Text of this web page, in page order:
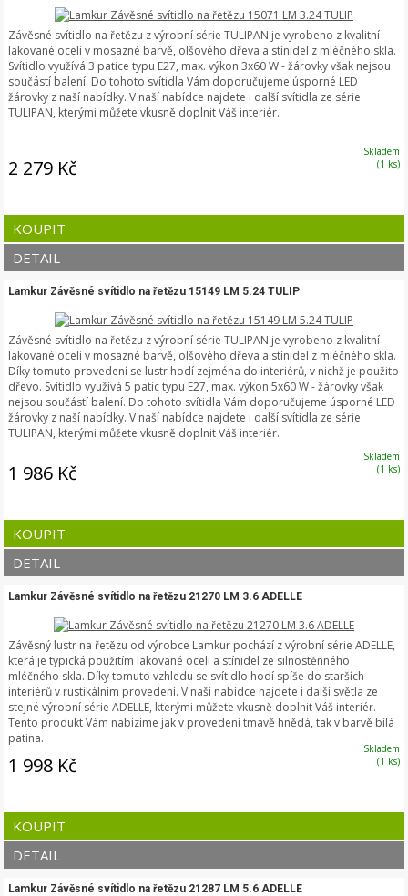
Závěsné svítidlo na řetězu z výrobní série TULIPAN je vyrobeno z kvalitní
lakované oceli v mosazné barvě, olšového dřeva a stínidel z mléčného skla.
Svítidlo využívá 3 patice typu E27, max. výkon 3x60 W - žárovky však nejsou
součástí balení. Do tohoto svítidla Vám doporučujeme úsporné LED
žárovky z naší nabídky. V naší nabídce najdete i další svítidla ze série
TULIPAN, kterými můžete vkusně doplnit Váš interiér.
2 279 Kč
Skladem
(1 ks)
KOUPIT
DETAIL
Lamkur Závěsné svítidlo na řetězu 15149 LM 5.24 TULIP
Závěsné svítidlo na řetězu z výrobní série TULIPAN je vyrobeno z kvalitní
lakované oceli v mosazné barvě, olšového dřeva a stínidel z mléčného skla.
Díky tomuto provedení se lustr hodí zejména do interiérů, v nichž je použito
dřevo. Svítidlo využívá 5 patic typu E27, max. výkon 5x60 W - žárovky však
nejsou součástí balení. Do tohoto svítidla Vám doporučujeme úsporné LED
žárovky z naší nabídky. V naší nabídce najdete i další svítidla ze série
TULIPAN, kterými můžete vkusně doplnit Váš interiér.
1 986 Kč
Skladem
(1 ks)
KOUPIT
DETAIL
Lamkur Závěsné svítidlo na řetězu 21270 LM 3.6 ADELLE
Závěsný lustr na řetězu od výrobce Lamkur pochází z výrobní série ADELLE,
která je typická použitím lakované oceli a stínidel ze silnostěnného
mléčného skla. Díky tomuto vzhledu se svítidlo hodí spíše do starších
interiérů v rustikálním provedení. V naší nabídce najdete i další světla ze
stejné výrobní série ADELLE, kterými můžete vkusně doplnit Váš interiér.
Tento produkt Vám nabízíme jak v provedení tmavě hnědá, tak v barvě bílá
patina.
1 998 Kč
Skladem
(1 ks)
KOUPIT
DETAIL
Lamkur Závěsné svítidlo na řetězu 21287 LM 5.6 ADELLE